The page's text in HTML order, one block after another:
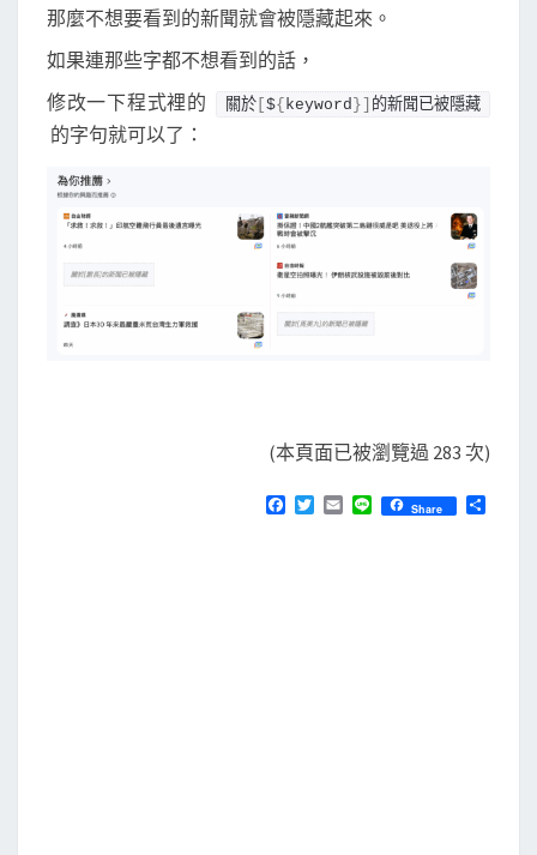
那麼不想要看到的新聞就會被隱藏起來。
如果連那些字都不想看到的話，
修改一下程式裡的
關於 ${ keyword }] 的新聞已被隱藏
的字句就可以了：
(本頁面已被瀏覽過 283 次)
E
Share